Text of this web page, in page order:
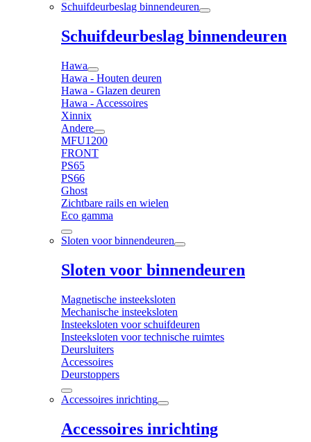
Schuifdeurbeslag binnendeuren
Schuifdeurbeslag binnendeuren
Hawa
Hawa - Houten deuren
Hawa - Glazen deuren
Hawa - Accessoires
Xinnix
Andere
MFU1200
FRONT
PS65
PS66
Ghost
Zichtbare rails en wielen
Eco gamma
Sloten voor binnendeuren
Sloten voor binnendeuren
Magnetische insteeksloten
Mechanische insteeksloten
Insteeksloten voor schuifdeuren
Insteeksloten voor technische ruimtes
Deursluiters
Accessoires
Deurstoppers
Accessoires inrichting
Accessoires inrichting